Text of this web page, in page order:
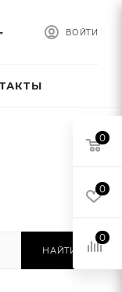
ВОЙТИ
НАЙТИ
0
0
0